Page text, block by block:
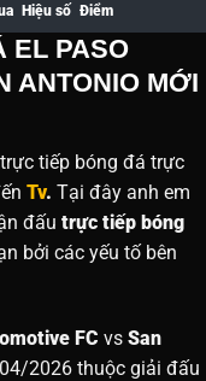
Hiệu số Điểm
EL PASO
ANTONIO MỚI
tiếp bóng đá trực
Tv. Tại đây anh em
đấu trực tiếp bóng
bởi các yếu tố bên
FC vs San
2026 thuộc giải đấu